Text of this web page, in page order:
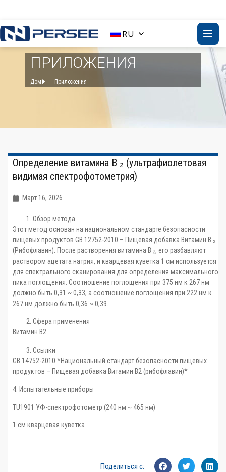
RU
ПРИЛОЖЕНИЯ
Дом Приложения
Определение витамина В ₂ (ультрафиолетовая
видимая спектрофотометрия)
Март 16, 2026
Обзор метода
Этот метод основан на национальном стандарте безопасности
пищевых продуктов GB 12752-2010 – Пищевая добавка Витамин В ₂
(Рибофлавин). После растворения витамина В ₂, его разбавляют
раствором ацетата натрия, и кварцевая куветка 1 см используется
для спектрального сканирования для определения максимального
пика поглощения. Соотношение поглощения при 375 нм к 267 нм
должно быть 0,31 ~ 0,33, а соотношение поглощения при 222 нм к
267 нм должно быть 0,36 ~ 0,39.
Сфера применения
Витамин В2
Ссылки
GB 14752-2010 *Национальный стандарт безопасности пищевых
продуктов – Пищевая добавка Витамин В2 (рибофлавин)*
4. Испытательные приборы
TU1901 УФ-спектрофотометр (240 нм ~ 465 нм)
1 см кварцевая куветка
Поделиться с: